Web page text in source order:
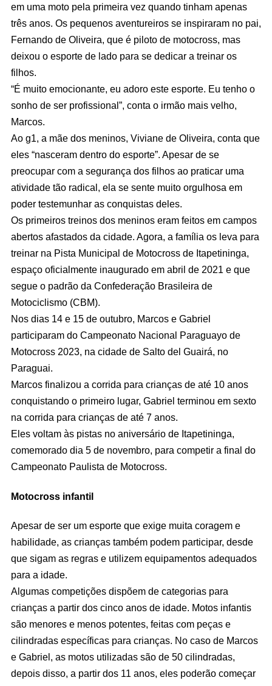
em uma moto pela primeira vez quando tinham apenas
três anos. Os pequenos aventureiros se inspiraram no pai,
Fernando de Oliveira, que é piloto de motocross, mas
deixou o esporte de lado para se dedicar a treinar os
filhos.
“É muito emocionante, eu adoro este esporte. Eu tenho o
sonho de ser profissional”, conta o irmão mais velho,
Marcos.
Ao g1, a mãe dos meninos, Viviane de Oliveira, conta que
eles “nasceram dentro do esporte”. Apesar de se
preocupar com a segurança dos filhos ao praticar uma
atividade tão radical, ela se sente muito orgulhosa em
poder testemunhar as conquistas deles.
Os primeiros treinos dos meninos eram feitos em campos
abertos afastados da cidade. Agora, a família os leva para
treinar na Pista Municipal de Motocross de Itapetininga,
espaço oficialmente inaugurado em abril de 2021 e que
segue o padrão da Confederação Brasileira de
Motociclismo (CBM).
Nos dias 14 e 15 de outubro, Marcos e Gabriel
participaram do Campeonato Nacional Paraguayo de
Motocross 2023, na cidade de Salto del Guairá, no
Paraguai.
Marcos finalizou a corrida para crianças de até 10 anos
conquistando o primeiro lugar, Gabriel terminou em sexto
na corrida para crianças de até 7 anos.
Eles voltam às pistas no aniversário de Itapetininga,
comemorado dia 5 de novembro, para competir a final do
Campeonato Paulista de Motocross.
Motocross infantil
Apesar de ser um esporte que exige muita coragem e
habilidade, as crianças também podem participar, desde
que sigam as regras e utilizem equipamentos adequados
para a idade.
Algumas competições dispõem de categorias para
crianças a partir dos cinco anos de idade. Motos infantis
são menores e menos potentes, feitas com peças e
cilindradas específicas para crianças. No caso de Marcos
e Gabriel, as motos utilizadas são de 50 cilindradas,
depois disso, a partir dos 11 anos, eles poderão começar